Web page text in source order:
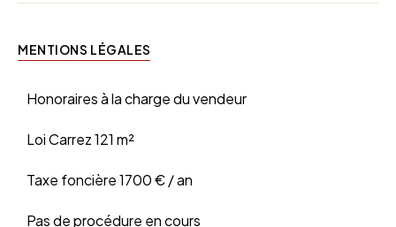
MENTIONS LÉGALES
Honoraires à la charge du vendeur
Loi Carrez121 m²
Taxe foncière1700 € / an
Pas de procédure en cours